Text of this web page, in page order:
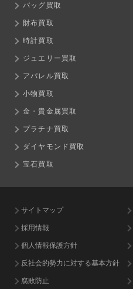
バッグ買取
財布買取
時計買取
ジュエリー買取
アパレル買取
小物買取
金・貴金属買取
プラチナ買取
ダイヤモンド買取
宝石買取
サイトマップ
採用情報
個人情報保護方針
反社会的勢力に対する基本方針
腐敗防止